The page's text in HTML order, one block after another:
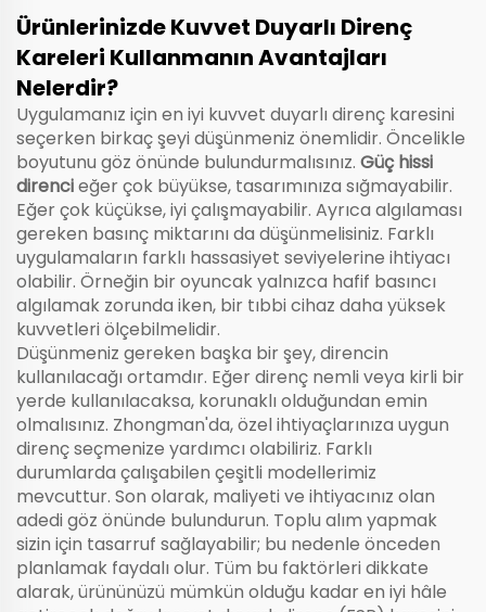
Ürünlerinizde Kuvvet Duyarlı Direnç
Kareleri Kullanmanın Avantajları
Nelerdir?
Uygulamanız için en iyi kuvvet duyarlı direnç karesini
seçerken birkaç şeyi düşünmeniz önemlidir. Öncelikle
boyutunu göz önünde bulundurmalısınız. Güç hissi
direncieğer çok büyükse, tasarımınıza sığmayabilir.
Eğer çok küçükse, iyi çalışmayabilir. Ayrıca algılaması
gereken basınç miktarını da düşünmelisiniz. Farklı
uygulamaların farklı hassasiyet seviyelerine ihtiyacı
olabilir. Örneğin bir oyuncak yalnızca hafif basıncı
algılamak zorunda iken, bir tıbbi cihaz daha yüksek
kuvvetleri ölçebilmelidir.
Düşünmeniz gereken başka bir şey, direncin
kullanılacağı ortamdır. Eğer direnç nemli veya kirli bir
yerde kullanılacaksa, korunaklı olduğundan emin
olmalısınız. Zhongman'da, özel ihtiyaçlarınıza uygun
direnç seçmenize yardımcı olabiliriz. Farklı
durumlarda çalışabilen çeşitli modellerimiz
mevcuttur. Son olarak, maliyeti ve ihtiyacınız olan
adedi göz önünde bulundurun. Toplu alım yapmak
sizin için tasarruf sağlayabilir; bu nedenle önceden
planlamak faydalı olur. Tüm bu faktörleri dikkate
alarak, ürününüzü mümkün olduğu kadar en iyi hâle